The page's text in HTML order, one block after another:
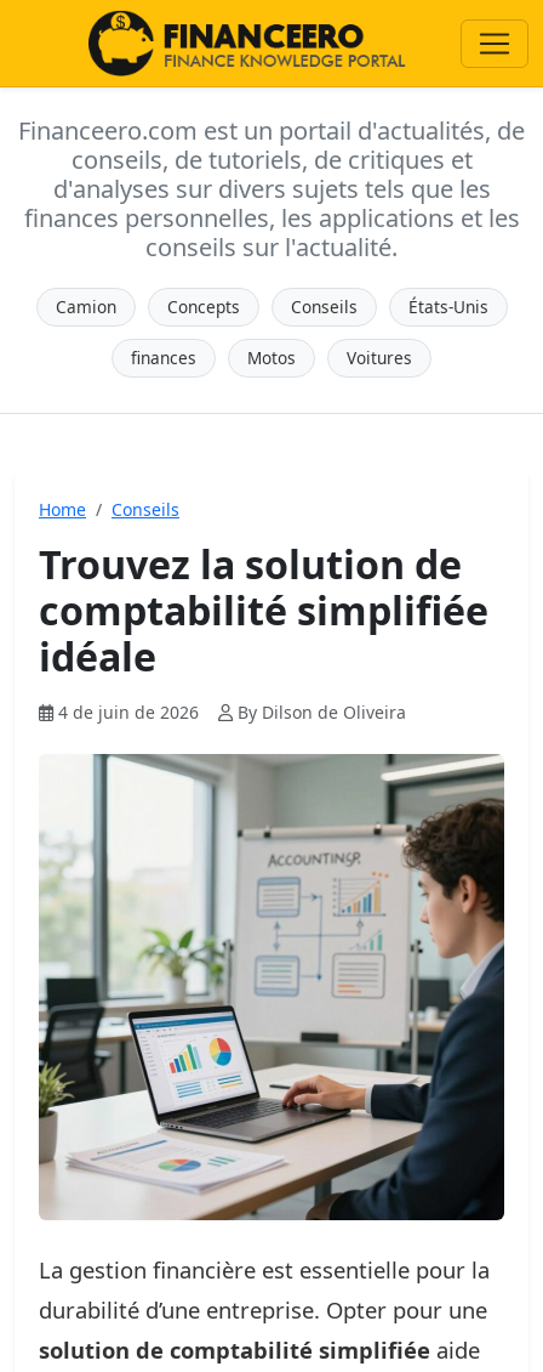
Financeero.com est un portail d'actualités, de
conseils, de tutoriels, de critiques et
d'analyses sur divers sujets tels que les
finances personnelles, les applications et les
conseils sur l'actualité.
Camion Concepts Conseils États-Unis
finances Motos Voitures
Home Conseils
Trouvez la solution de
comptabilité simplifiée
idéale
4 de juin de 2026 By Dilson de Oliveira
La gestion financière est essentielle pour la
durabilité d’une entreprise. Opter pour une
solution de comptabilité simplifiée aide